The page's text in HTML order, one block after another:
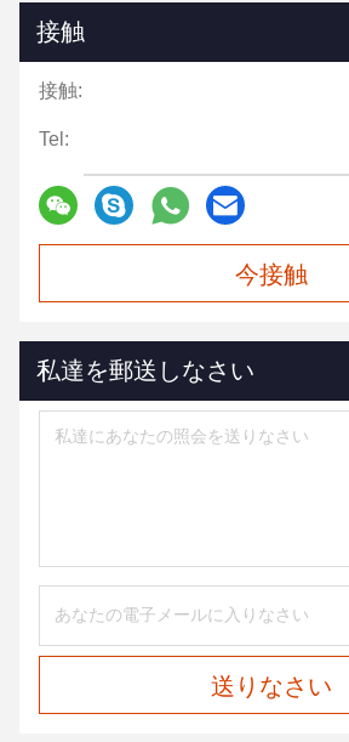
接触
接触:
Tel:
今接触
私達を郵送しなさい
送りなさい